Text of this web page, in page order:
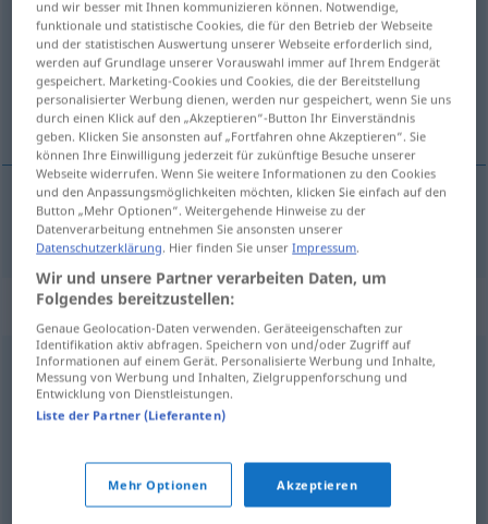
Übersicht aller Übersetzungen
(Für mehr Details die Übersetzung anklicken/antippen)
пуглив\ый
пуглив\ый schreckhaft
Synonyme für "schreckhaft"
kirre (ugs.),aufgeregt,ruhelos,gereizt,zappelig (ugs.)
(ganz) durcheinander (ugs.)
© OpenThesaurus.de
und wir besser mit Ihnen kommunizieren können. Notwendige,
funktionale und statistische Cookies, die für den Betrieb der Webseite
und der statistischen Auswertung unserer Webseite erforderlich sind,
werden auf Grundlage unserer Vorauswahl immer auf Ihrem Endgerät
gespeichert. Marketing-Cookies und Cookies, die der Bereitstellung
personalisierter Werbung dienen, werden nur gespeichert, wenn Sie uns
durch einen Klick auf den „Akzeptieren“-Button Ihr Einverständnis
geben. Klicken Sie ansonsten auf „Fortfahren ohne Akzeptieren“. Sie
können Ihre Einwilligung jederzeit für zukünftige Besuche unserer
Webseite widerrufen. Wenn Sie weitere Informationen zu den Cookies
und den Anpassungsmöglichkeiten möchten, klicken Sie einfach auf den
Button „Mehr Optionen“. Weitergehende Hinweise zu der
Datenverarbeitung entnehmen Sie ansonsten unserer
Datenschutzerklärung . Hier finden Sie unserImpressum
Wir und unsere Partner verarbeiten Daten, um
Folgendes bereitzustellen:
Genaue Geolocation-Daten verwenden. Geräteeigenschaften zur
Identifikation aktiv abfragen. Speichern von und/oder Zugriff auf
Informationen auf einem Gerät. Personalisierte Werbung und Inhalte,
Messung von Werbung und Inhalten, Zielgruppenforschung und
Entwicklung von Dienstleistungen.
Liste der Partner (Lieferanten)
Mehr Optionen Akzeptieren